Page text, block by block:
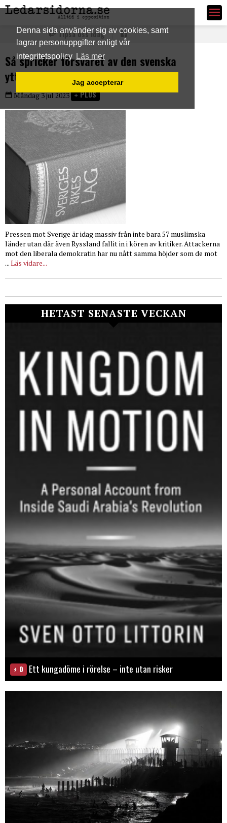
Denna sida använder sig av cookies, samt
lagrar personuppgifter enligt vår
integritetspolicy Läs mer
Jag accepterar
Ledarsidorna.se
Tipsa oss idag
Så spricker försvaret av den svenska
yttrandefriheten
Måndag 3 jul 2023 PLUS
Pressen mot Sverige är idag massiv från inte bara 57 muslimska
länder utan där även Ryssland fallit in i kören av kritiker. Attackerna
mot den liberala demokratin har nu nått samma höjder som de mot
...Läs vidare...
HETAST SENASTE VECKAN
0 Ett kungadöme i rörelse – inte utan risker